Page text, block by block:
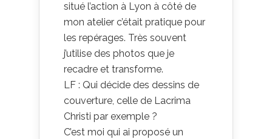
situé l’action à Lyon à côté de
mon atelier c’était pratique pour
les repérages. Très souvent
j’utilise des photos que je
recadre et transforme.
LF : Qui décide des dessins de
couverture, celle de Lacrima
Christi par exemple ?
C’est moi qui ai proposé un